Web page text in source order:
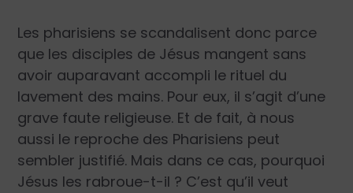
Les pharisiens se scandalisent donc parce
que les disciples de Jésus mangent sans
avoir auparavant accompli le rituel du
lavement des mains. Pour eux, il s’agit d’une
grave faute religieuse. Et de fait, à nous
aussi le reproche des Pharisiens peut
sembler justifié. Mais dans ce cas, pourquoi
Jésus les rabroue-t-il ? C’est qu’il veut